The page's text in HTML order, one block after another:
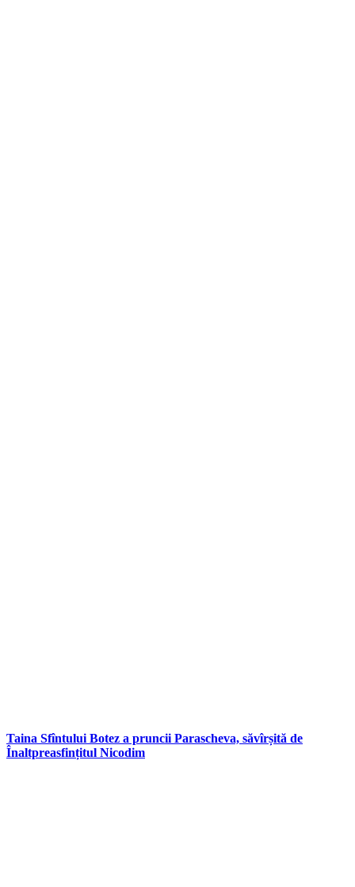
Taina Sfîntului Botez a pruncii Parascheva, săvîrșită de
Înaltpreasfințitul Nicodim